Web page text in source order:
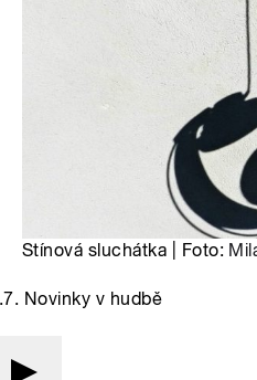
Stínová sluchátka | Foto:
Novinky v hudbě